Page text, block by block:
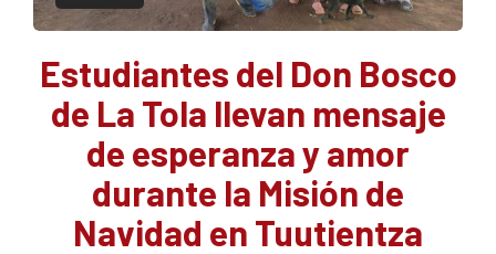
Estudiantes del Don Bosco
de La Tola llevan mensaje
de esperanza y amor
durante la Misión de
Navidad en Tuutientza